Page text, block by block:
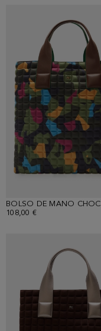
BOLSO DE MANO
108,00 €